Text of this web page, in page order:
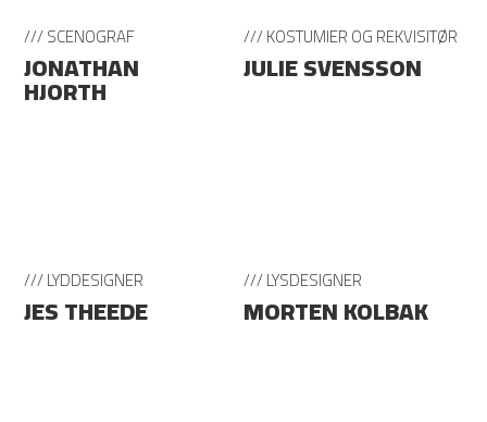
/// SCENOGRAF
JONATHAN
HJORTH
/// KOSTUMIER OG REKVISITØR
JULIE SVENSSON
/// LYDDESIGNER
JES THEEDE
/// LYSDESIGNER
MORTEN KOLBAK